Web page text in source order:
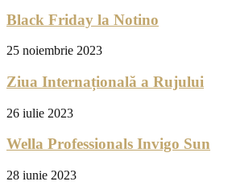
Black Friday la Notino
25 noiembrie 2023
Ziua Internațională a Rujului
26 iulie 2023
Wella Professionals Invigo Sun
28 iunie 2023